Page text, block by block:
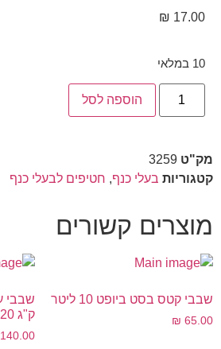
₪ 17.00
10 במלאי
הוספה לסל
מק"ט 3259
קטגוריות בעלי כנף, חטיפים לבעלי כנף
מוצרים קשורים
שבבי קטס בסט ביופט 10 ליטר
₪ 65.00
ק"ג 20 ליטר
140.00